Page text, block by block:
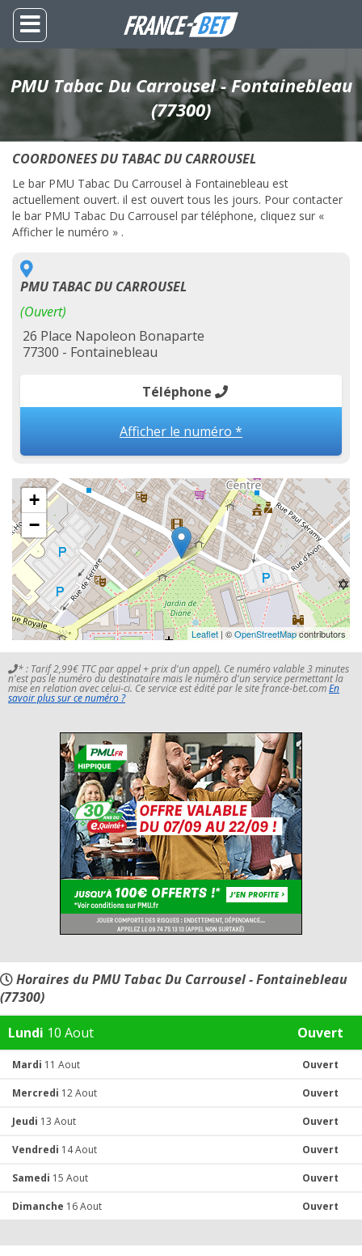
PMU Tabac Du Carrousel - Fontainebleau
(77300)
COORDONEES DU TABAC DU CARROUSEL
Le bar PMU Tabac Du Carrousel à Fontainebleau est
actuellement ouvert. il est ouvert tous les jours. Pour contacter
le bar PMU Tabac Du Carrousel par téléphone, cliquez sur «
Afficher le numéro » .
PMU TABAC DU CARROUSEL
(Ouvert)
26 Place Napoleon Bonaparte
77300 - Fontainebleau
Téléphone
Afficher le numéro *
+
−
Leaflet| ©OpenStreetMapcontributors
* : Tarif 2,99€ TTC par appel + prix d'un appel). Ce numéro valable 3 minutes
n'est pas le numéro du destinataire mais le numéro d'un service permettant la
mise en relation avec celui-ci. Ce service est édité par le site france-bet.comEn
savoir plus sur ce numéro ?
Horaires du PMU Tabac Du Carrousel - Fontainebleau
(77300)
Lundi 10 Aout Ouvert
Mardi 11 Aout Ouvert
Mercredi 12 Aout Ouvert
Jeudi 13 Aout Ouvert
Vendredi 14 Aout Ouvert
Samedi 15 Aout Ouvert
Dimanche 16 Aout Ouvert